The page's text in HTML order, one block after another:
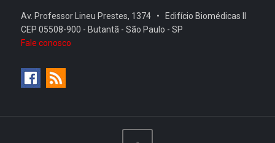
Av. Professor Lineu Prestes, 1374 • Edifício Biomédicas II
CEP 05508-900 - Butantã - São Paulo - SP
Fale conosco